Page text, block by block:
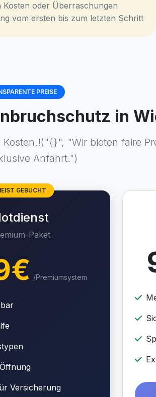
oder Überraschungen
vom ersten bis zum letzten Schritt
PREISE
in
"Wir bieten faire
Anfahrt.")
GEBUCHT
Paket
/Premiumsystem
Versicherung